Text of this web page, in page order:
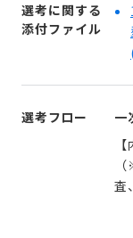
選考に関する
添付ファイル
選考フロー
一
査、